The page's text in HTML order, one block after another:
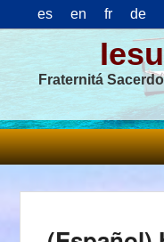
es en fr de
Fraternitá